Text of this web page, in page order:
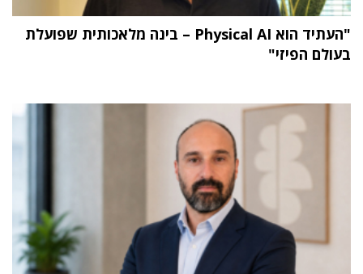
"העתיד הוא Physical AI – בינה מלאכותית שפועלת
בעולם הפיזי"